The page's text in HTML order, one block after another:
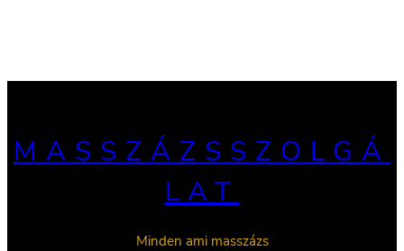
MASSZÁZSSZOLGÁ
LAT
Minden ami masszázs